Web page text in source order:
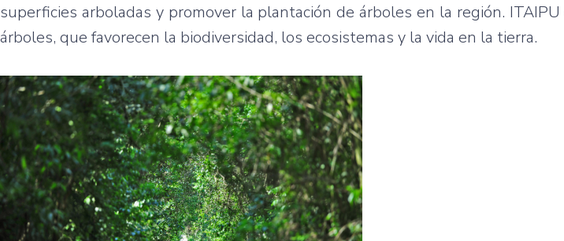
superficies arboladas y promover la plantación de árboles en la región.
árboles, que favorecen la biodiversidad, los ecosistemas y la vida en la tierra.